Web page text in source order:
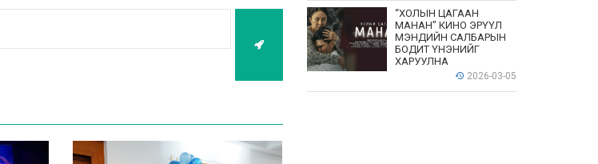
“ХОЛЫН ЦАГААН
МАНАН” КИНО ЭРҮҮЛ
МЭНДИЙН САЛБАРЫН
БОДИТ ҮНЭНИЙГ
ХАРУУЛНА
2026-03-05